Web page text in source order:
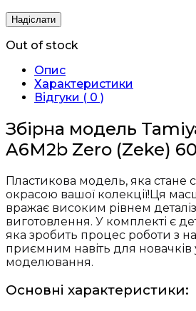
Out of stock
Опис
Характеристики
Відгуки ( 0 )
Збірна модель
A6M2b Zero (Zeke)
Пластикова модель, яка стане
окрасою вашої колекції!Ця
вражає високим рівнем
виготовлення. У комплекті є
яка зробить процес роботи з
приємним навіть для новачків у
моделювання.
Основні характеристики: